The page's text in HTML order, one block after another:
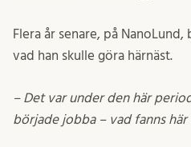
Flera år senare, på
vad han skulle göra härnäst.
– Det var under den här
började jobba – vad fanns